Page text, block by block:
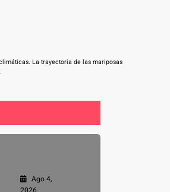
La trayectoria de las mariposas
Ago 4,